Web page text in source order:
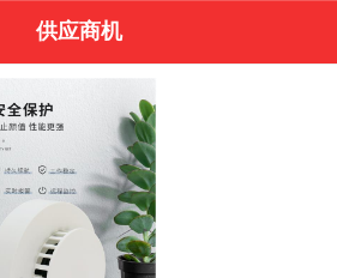
供应商机